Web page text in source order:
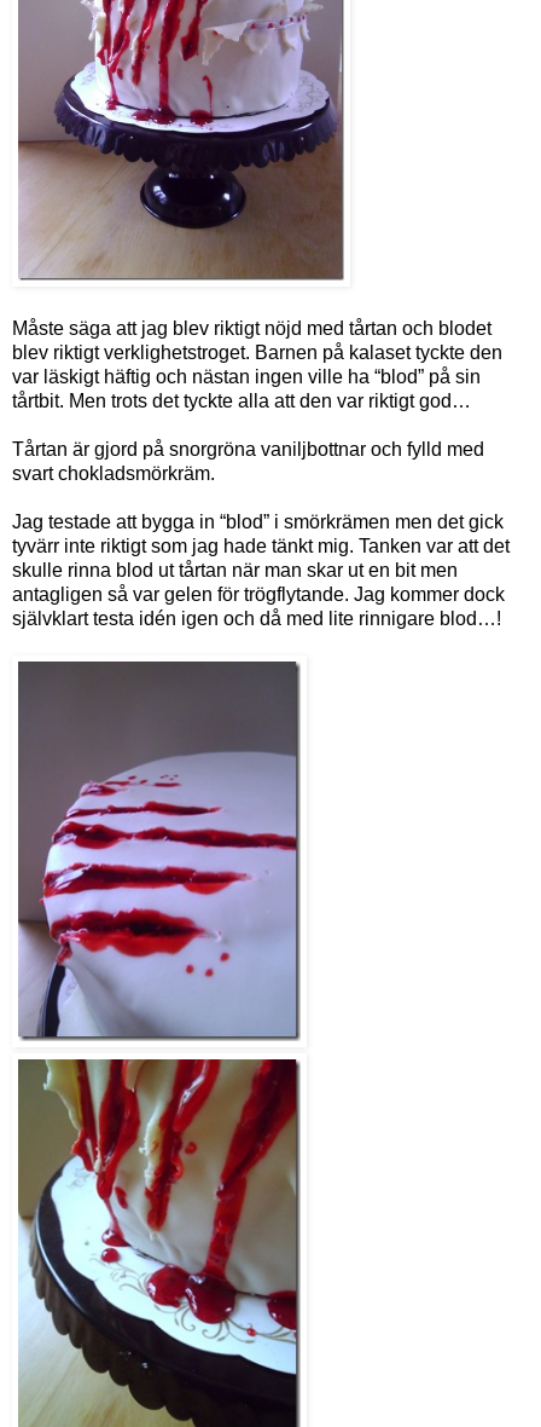
Måste säga att jag blev riktigt nöjd med tårtan och blodet
blev riktigt verklighetstroget. Barnen på kalaset tyckte den
var läskigt häftig och nästan ingen ville ha “blod” på sin
tårtbit. Men trots det tyckte alla att den var riktigt god…
Tårtan är gjord på snorgröna vaniljbottnar och fylld med
svart chokladsmörkräm.
Jag testade att bygga in “blod” i smörkrämen men det gick
tyvärr inte riktigt som jag hade tänkt mig. Tanken var att det
skulle rinna blod ut tårtan när man skar ut en bit men
antagligen så var gelen för trögflytande. Jag kommer dock
självklart testa idén igen och då med lite rinnigare blod…!